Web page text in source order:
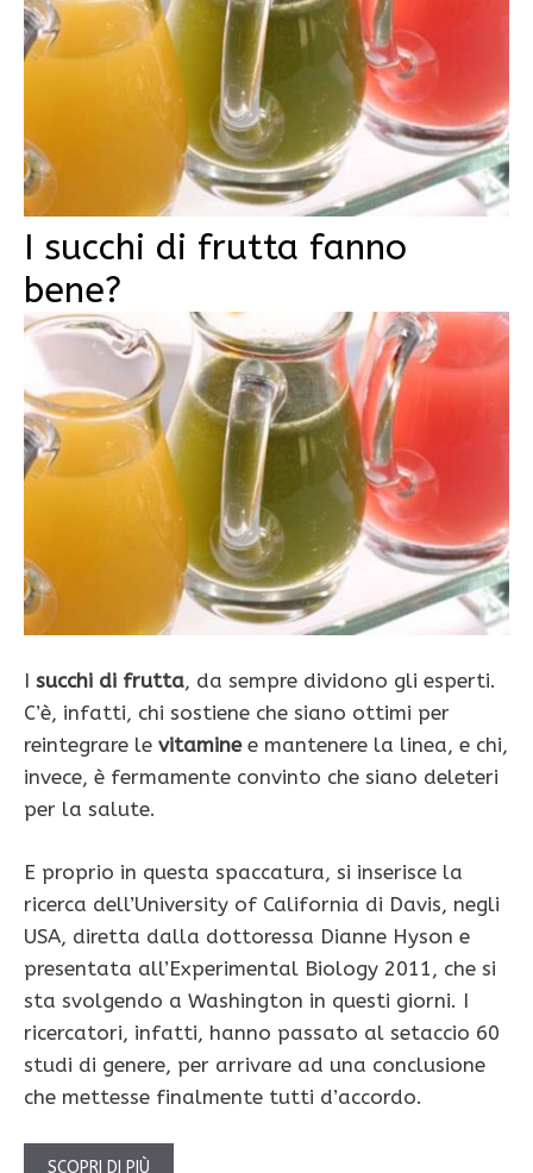
I succhi di frutta fanno
bene?
I succhi di frutta, da sempre dividono gli esperti.
C’è, infatti, chi sostiene che siano ottimi per
reintegrare le vitaminee mantenere la linea, e chi,
invece, è fermamente convinto che siano deleteri
per la salute.
E proprio in questa spaccatura, si inserisce la
ricerca dell’University of California di Davis, negli
USA, diretta dalla dottoressa Dianne Hyson e
presentata all’Experimental Biology 2011, che si
sta svolgendo a Washington in questi giorni. I
ricercatori, infatti, hanno passato al setaccio 60
studi di genere, per arrivare ad una conclusione
che mettesse finalmente tutti d’accordo.
SCOPRI DI PIÙ